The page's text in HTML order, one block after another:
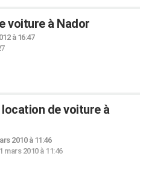
voiture à Nador
à 16:47
de voiture à
2010 à 11:46
mars 2010 à 11:46